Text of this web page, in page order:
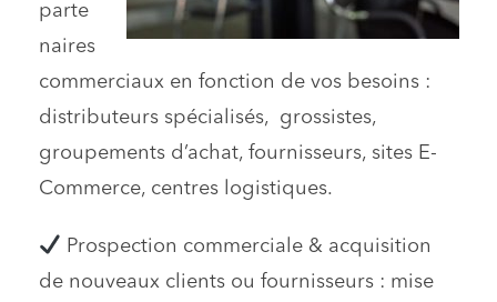
parte
naires
commerciaux en fonction de vos besoins :
distributeurs spécialisés, grossistes,
groupements d’achat, fournisseurs, sites E-
Commerce, centres logistiques.
Prospection commerciale & acquisition
de nouveaux clients ou fournisseurs : mise